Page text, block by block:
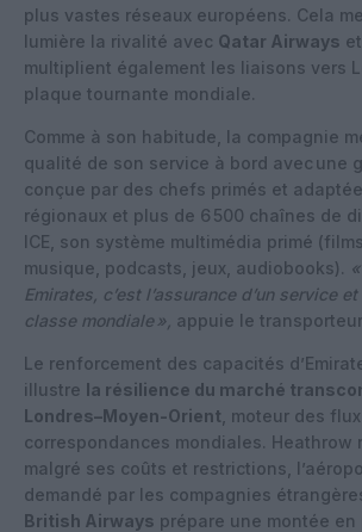
plus vastes réseaux européens. Cela
lumière la rivalité avec Qatar Airways et
multiplient également les liaisons vers
plaque tournante mondiale.
Comme à son habitude, la compagnie
qualité de son service à bord avec une
conçue par des chefs primés et
régionaux et plus de 6 500 chaînes de
ICE, son système multimédia primé
musique, podcasts, jeux, audiobooks).
Emirates, c’est l’assurance d’un service
classe mondiale », appuie le
Le renforcement des capacités
illustre la résilience du marché
Londres–Moyen-Orient , moteur des
correspondances mondiales. Heathrow
malgré ses coûts et restrictions,
demandé par les compagnies
British Airways prépare une montée en